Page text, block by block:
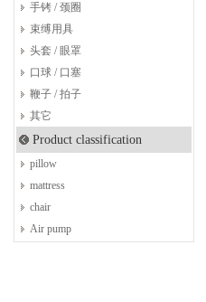
手铐 / 颈圈
束缚用具
头套 / 眼罩
口球 / 口塞
鞭子 / 拍子
其它
Product classification
pillow
mattress
chair
Air pump